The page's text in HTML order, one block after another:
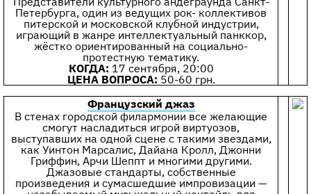
Петербурга, один из ведущих рок- коллективов
питерской и московской клубной индустрии,
играющий в жанре интеллектуальный панккор,
жёстко ориентированный на социально-
протестную тематику.
КОГДА: 17 сентября, 20:00
ЦЕНА ВОПРОСА: 50-60 грн.
Французский джаз
В стенах городской филармонии все желающие
смогут насладиться игрой виртуозов,
выступавших на одной сцене с такими звездами,
как Уинтон Марсалис, Дайана Кролл, Джонни
Гриффин, Арчи Шеппт и многими другими.
Джазовые стандарты, собственные
произведения и сумасшедшие импровизации —